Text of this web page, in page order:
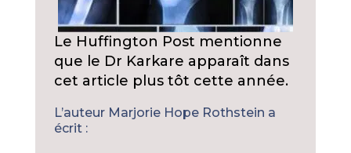
Le Huffington Post mentionne
que le Dr Karkare apparaît dans
cet article plus tôt cette année.
L’auteur Marjorie Hope Rothstein a
écrit :